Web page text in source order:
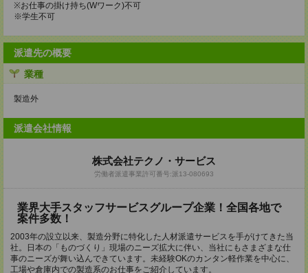
※お仕事の掛け持ち(Wワーク)不可
※学生不可
派遣先の概要
業種
製造外
派遣会社情報
株式会社テクノ・サービス
労働者派遣事業許可番号:派13-080693
業界大手スタッフサービスグループ企業！全国各地で
案件多数！
2003年の設立以来、製造分野に特化した人材派遣サービスを手がけてきた当
社。日本の「ものづくり」現場のニーズ拡大に伴い、当社にもさまざまな仕
事のニーズが舞い込んできています。未経験OKのカンタン軽作業を中心に、
工場や倉庫内での製造系のお仕事をご紹介しています。